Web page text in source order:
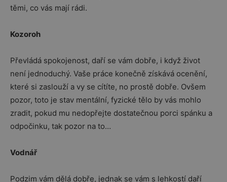
těmi, co vás mají rádi.
Kozoroh
Převládá spokojenost, daří se vám dobře, i když život
není jednoduchý. Vaše práce konečně získává ocenění,
které si zaslouží a vy se cítíte, no prostě dobře. Ovšem
pozor, toto je stav mentální, fyzické tělo by vás mohlo
zradit, pokud mu nedopřejte dostatečnou porci spánku a
odpočinku, tak pozor na to…
Vodnář
Podzim vám dělá dobře, jednak se vám s lehkostí daří